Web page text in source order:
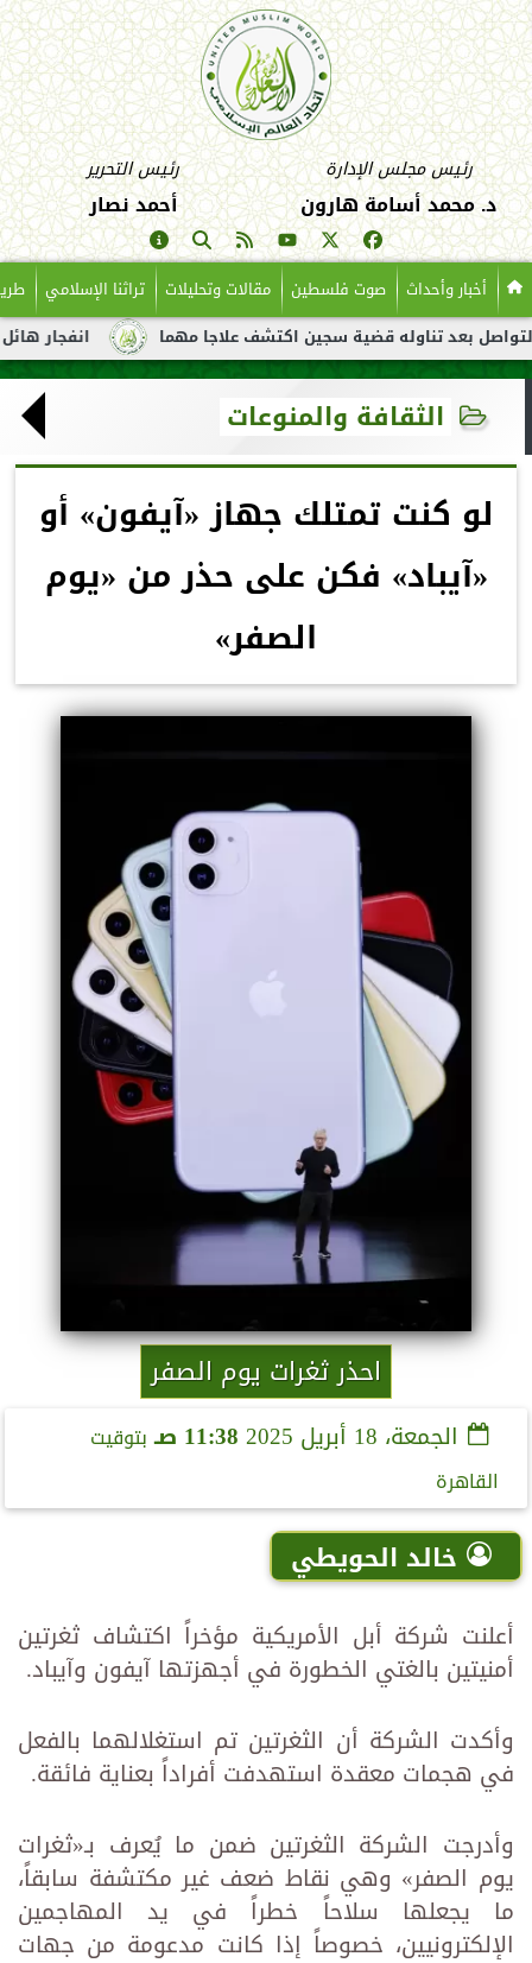
رئيس مجلس الإدارة
د. محمد أسامة هارون
رئيس التحرير
أحمد نصار
أخبار وأحداث صوت فلسطين مقالات وتحليلات تراثنا الإسلامي
انفجار هائل لناقلة تناوله قضية سجين اكتشف علاجا مهما
الثقافة والمنوعات
لو كنت تمتلك جهاز «آيفون» أو
«آيباد» فكن على حذر من «يوم
الصفر»
احذر ثغرات يوم الصفر
الجمعة، 18 أبريل 2025 11:38 صـ
بتوقيت
القاهرة
خالد الحويطي
أعلنت شركة أبل الأمريكية مؤخراً اكتشاف ثغرتين
أمنيتين بالغتي الخطورة في أجهزتها آيفون وآيباد.
وأكدت الشركة أن الثغرتين تم استغلالهما بالفعل
في هجمات معقدة استهدفت أفراداً بعناية فائقة.
وأدرجت الشركة الثغرتين ضمن ما يُعرف بـ«ثغرات
يوم الصفر» وهي نقاط ضعف غير مكتشفة سابقاً،
ما يجعلها سلاحاً خطراً في يد المهاجمين
الإلكترونيين، خصوصاً إذا كانت مدعومة من جهات